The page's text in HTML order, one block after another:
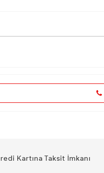
Kartına Taksit İmkanı